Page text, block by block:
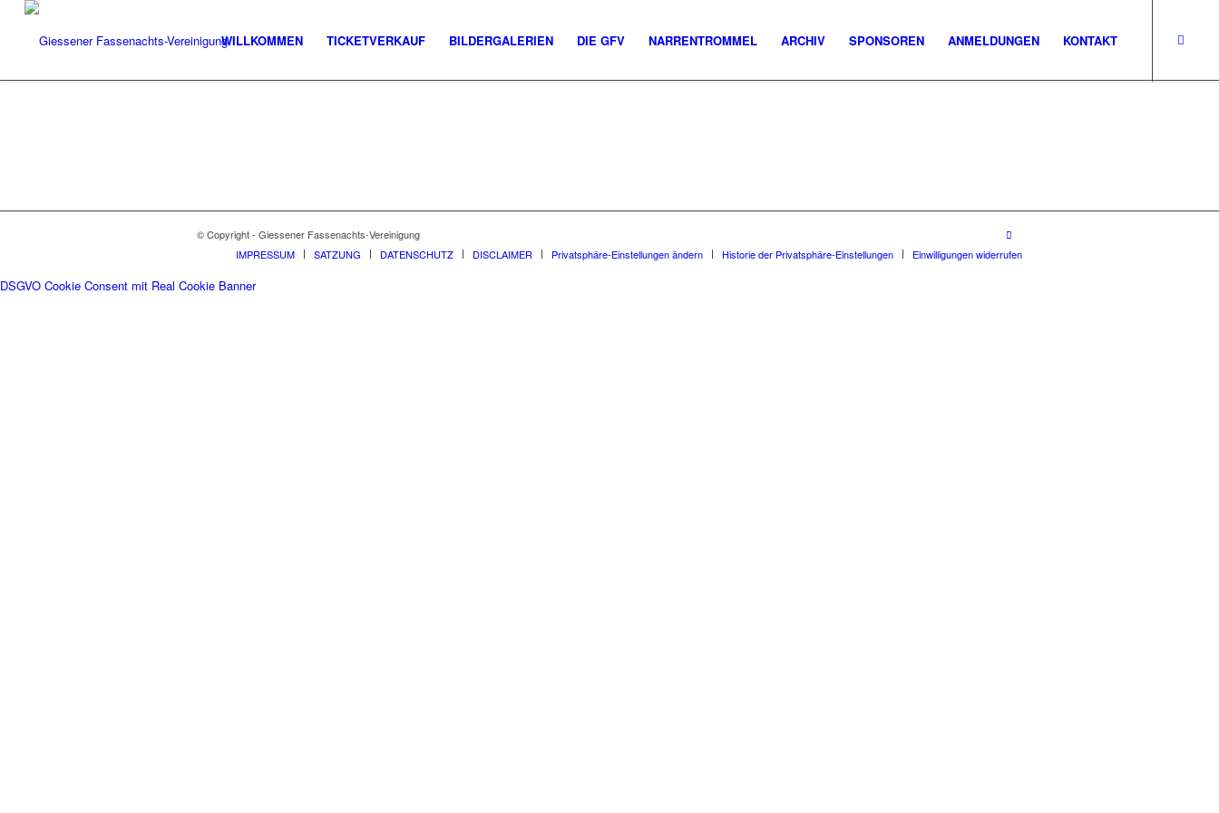
WILLKOMMEN TICKETVERKAUF BILDERGALERIEN DIE GFV NARRENTROMMEL ARCHIV SPONSOREN ANMELDUNGEN KONTAKT
© Copyright - Giessener Fassenachts-Vereinigung
IMPRESSUM
SATZUNG DATENSCHUTZ DISCLAIMER Privatsphäre-Einstellungen ändern Historie der Privatsphäre-Einstellungen Einwilligungen widerrufen
DSGVO Cookie Consent mit Real Cookie Banner